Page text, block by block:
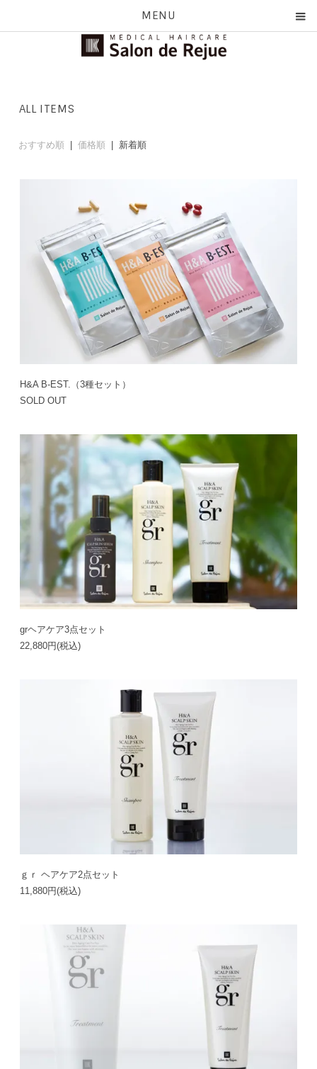
MENU
ALL ITEMS
おすすめ順| 価格順| 新着順
H&A B-EST.（3種セット）
SOLD OUT
grヘアケア3点セット
22,880円(税込)
ｇｒ ヘアケア2点セット
11,880円(税込)